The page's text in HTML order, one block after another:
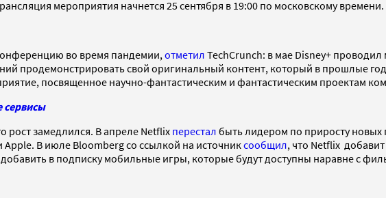
мероприятия начнется 25 сентября в 19:00 по московскому времени.
во время пандемии, отметил TechCrunch: в мае Disney+
продемонстрировать свой оригинальный контент, который в прошлые
посвященное научно-фантастическим и фантастическим проектам
сервисы
рост замедлился. В апреле Netflix перестал быть лидером по приросту новых
В июле Bloomberg со ссылкой на источниксообщил, что Netflix
в подписку мобильные игры, которые будут доступны наравне с